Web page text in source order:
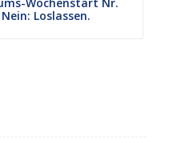
Wochenstart Nr.
Loslassen.